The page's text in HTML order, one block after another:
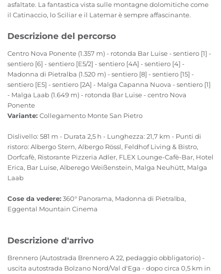
asfaltate. La fantastica vista sulle montagne dolomitiche come
il Catinaccio, lo Sciliar e il Latemar è sempre affascinante.
Descrizione del percorso
Centro Nova Ponente (1.357 m) - rotonda Bar Luise - sentiero [1] -
sentiero [6] - sentiero [E5/2] - sentiero [4A] - sentiero [4] -
Madonna di Pietralba (1.520 m) - sentiero [8] - sentiero [15] -
sentiero [E5] - sentiero [2A] - Malga Capanna Nuova - sentiero [1]
- Malga Laab (1.649 m) - rotonda Bar Luise - centro Nova
Ponente
Variante: Collegamento Monte San Pietro
Dislivello: 581 m - Durata 2,5 h - Lunghezza: 21,7 km - Punti di
ristoro: Albergo Stern, Albergo Rössl, Feldhof Living & Bistro,
Dorfcafè, Ristorante Pizzeria Adler, FLEX Lounge-Cafè-Bar, Hotel
Erica, Bar Luise, Alberego Weißenstein, Malga Neuhütt, Malga
Laab
Cose da vedere:360° Panorama, Madonna di Pietralba,
Eggental Mountain Cinema
Descrizione d'arrivo
Brennero (Autostrada Brennero A 22, pedaggio obbligatorio) -
uscita autostrada Bolzano Nord/Val d'Ega - dopo circa 0,5 km in